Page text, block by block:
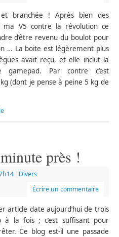
branchée ! Après bien des
ma V5 contre la révolution ce
d’être revenu du boulot pour
… La boite est légèrement plus
avait reçu, et elle inclut la
Par contre c’est
(dont je pense à peine 5 kg de
près !
| Divers
Écrire un commentaire
article date aujourd’hui de trois
à la fois ; c’est suffisant pour
Ce blog est-il une passade